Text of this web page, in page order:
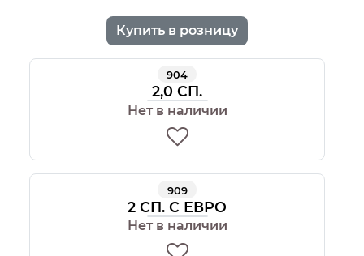
Купить в розницу
904
2,0 СП.
Нет в наличии
909
2 СП. С ЕВРО
Нет в наличии